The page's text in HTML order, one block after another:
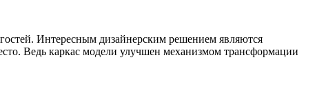
Интересным дизайнерским решением являются
Ведь каркас модели улучшен механизмом трансформации